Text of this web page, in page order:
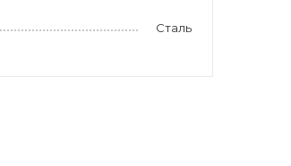
Сталь